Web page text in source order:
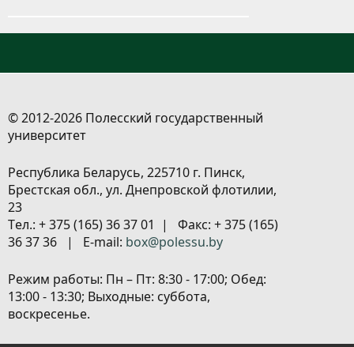
© 2012-2026 Полесский государственный
университет
Республика Беларусь, 225710 г. Пинск,
Брестская обл., ул. Днепровской флотилии,
23
Tел.: + 375 (165) 36 37 01 | Факс: + 375 (165)
36 37 36 | E-mail: box@polessu.by
Режим работы: Пн – Пт: 8:30 - 17:00; Обед:
13:00 - 13:30; Выходные: суббота,
воскресенье.